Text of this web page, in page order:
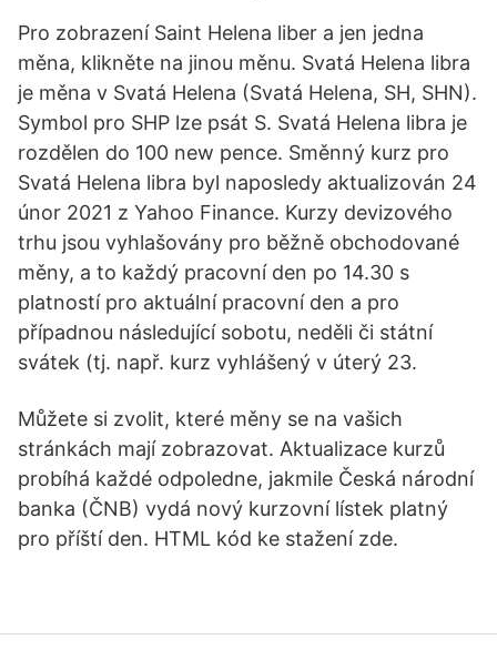
Pro zobrazení Saint Helena liber a jen jedna
měna, klikněte na jinou měnu. Svatá Helena libra
je měna v Svatá Helena (Svatá Helena, SH, SHN).
Symbol pro SHP lze psát S. Svatá Helena libra je
rozdělen do 100 new pence. Směnný kurz pro
Svatá Helena libra byl naposledy aktualizován 24
únor 2021 z Yahoo Finance. Kurzy devizového
trhu jsou vyhlašovány pro běžně obchodované
měny, a to každý pracovní den po 14.30 s
platností pro aktuální pracovní den a pro
případnou následující sobotu, neděli či státní
svátek (tj. např. kurz vyhlášený v úterý 23.
Můžete si zvolit, které měny se na vašich
stránkách mají zobrazovat. Aktualizace kurzů
probíhá každé odpoledne, jakmile Česká národní
banka (ČNB) vydá nový kurzovní lístek platný
pro příští den. HTML kód ke stažení zde.